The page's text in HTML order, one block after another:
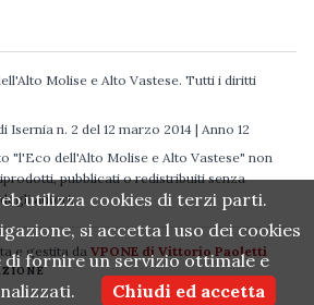
Molise e Alto Vastese. Tutti i diritti
n. 2 del 12 marzo 2014 | Anno 12
"l'Eco dell'Alto Molise e Alto Vastese" non
pubblicati o redistribuiti senza
autori.
e gestita da VPONE di Vittorio Paoletti
utilizza cookies di terzi parti.
si accetta l uso dei cookies
di fornire un servizio ottimale e
Chiudi ed accetta